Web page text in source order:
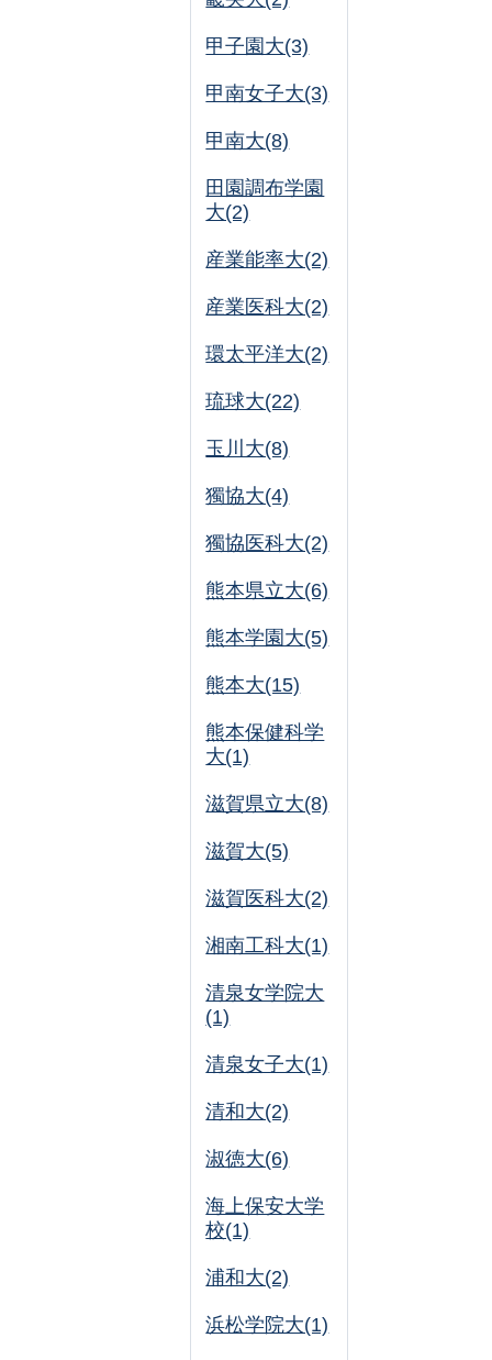
甲子園大(3)
甲南女子大(3)
甲南大(8)
田園調布学園
大(2)
産業能率大(2)
産業医科大(2)
環太平洋大(2)
琉球大(22)
玉川大(8)
獨協大(4)
獨協医科大(2)
熊本県立大(6)
熊本学園大(5)
熊本大(15)
熊本保健科学
大(1)
滋賀県立大(8)
滋賀大(5)
滋賀医科大(2)
湘南工科大(1)
清泉女学院大
(1)
清泉女子大(1)
清和大(2)
淑徳大(6)
海上保安大学
校(1)
浦和大(2)
浜松学院大(1)